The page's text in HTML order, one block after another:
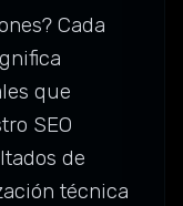
Cada
que
SEO
de
técnica